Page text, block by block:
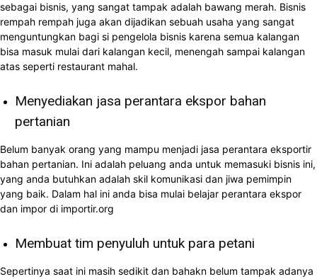
sebagai bisnis, yang sangat tampak adalah bawang merah. Bisnis
rempah rempah juga akan dijadikan sebuah usaha yang sangat
menguntungkan bagi si pengelola bisnis karena semua kalangan
bisa masuk mulai dari kalangan kecil, menengah sampai kalangan
atas seperti restaurant mahal.
Menyediakan jasa perantara ekspor bahan
pertanian
Belum banyak orang yang mampu menjadi jasa perantara eksportir
bahan pertanian. Ini adalah peluang anda untuk memasuki bisnis ini,
yang anda butuhkan adalah skil komunikasi dan jiwa pemimpin
yang baik. Dalam hal ini anda bisa mulai belajar perantara ekspor
dan impor di importir.org
Membuat tim penyuluh untuk para petani
Sepertinya saat ini masih sedikit dan bahakn belum tampak adanya